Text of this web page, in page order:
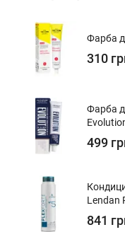
Фарба
310
Фарба
499
Lendan
841